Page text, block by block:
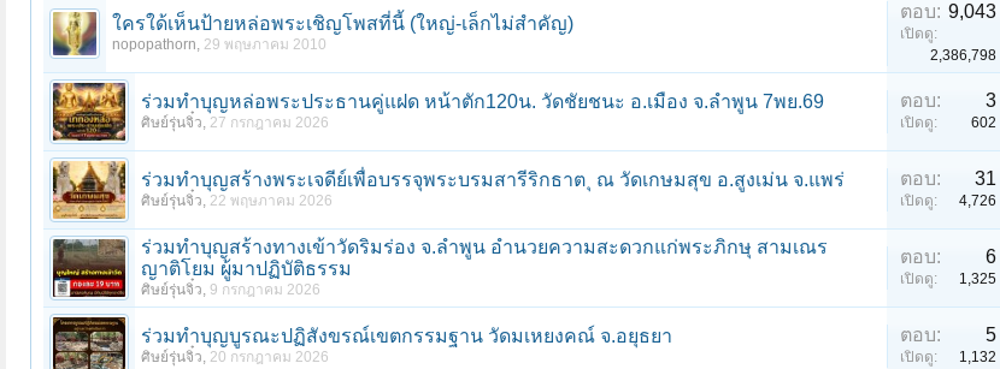
ใครใด้เห็นป้ายหล่อพระเชิญโพสที่นี้ (ใหญ่-เล็กไม่สำคัญ)
nopopathorn, 29 พฤษภาคม 2010
ตอบ: 9,043
เปิดดู:
2,386,798
ร่วมทําบุญหล่อพระประธานคู่แฝด หน้าตัก120น. วัดชัยชนะ อ.เมือง จ.ลำพูน 7พย.69
ศิษย์รุ่นจิ๋ว, 27 กรกฎาคม 2026
ตอบ: 3
เปิดดู: 602
ร่วมทําบุญสร้างพระเจดีย์เพื่อบรรจุพระบรมสารีริกธาต ุ ณ วัดเกษมสุข อ.สูงเม่น จ.แพร่
ศิษย์รุ่นจิ๋ว, 22 พฤษภาคม 2026
ตอบ: 31
เปิดดู: 4,726
ร่วมทําบุญสร้างทางเข้าวัดริมร่อง จ.ลําพูน อำนวยความสะดวกแก่พระภิกษุ สามเณร
ญาติโยม ผู้มาปฏิบัติธรรม
ศิษย์รุ่นจิ๋ว, 9 กรกฎาคม 2026
ตอบ: 6
เปิดดู: 1,325
ร่วมทําบุญบูรณะปฏิสังขรณ์เขตกรรมฐาน วัดมเหยงคณ์ จ.อยุธยา
ศิษย์รุ่นจิ๋ว, 20 กรกฎาคม 2026
ตอบ: 5
เปิดดู: 1,132